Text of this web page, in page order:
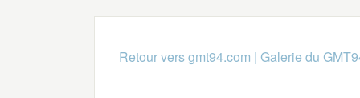
Retour vers gmt94.com | Galerie du